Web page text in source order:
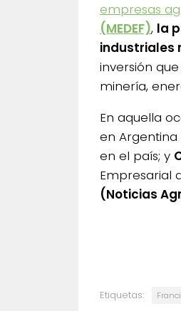
empresas
(MEDEF), la
industriales
inversión
minería,
En aquella
en
en el país; y
Empresarial
(Noticias
Etiquetas: